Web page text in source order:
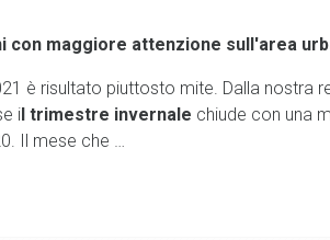
con maggiore attenzione sull'area
è risultato piuttosto mite. Dalla nostra
il trimestre invernale chiude con una
Il mese che …